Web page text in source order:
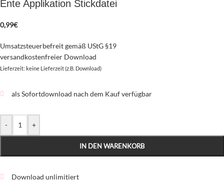
Ente Applikation Stickdatei
0,99€
Umsatzsteuerbefreit gemäß UStG §19
versandkostenfreier Download
Lieferzeit: keine Lieferzeit (z.B. Download)
als Sofortdownload nach dem Kauf verfügbar
- +
IN DEN WARENKORB
Download unlimitiert